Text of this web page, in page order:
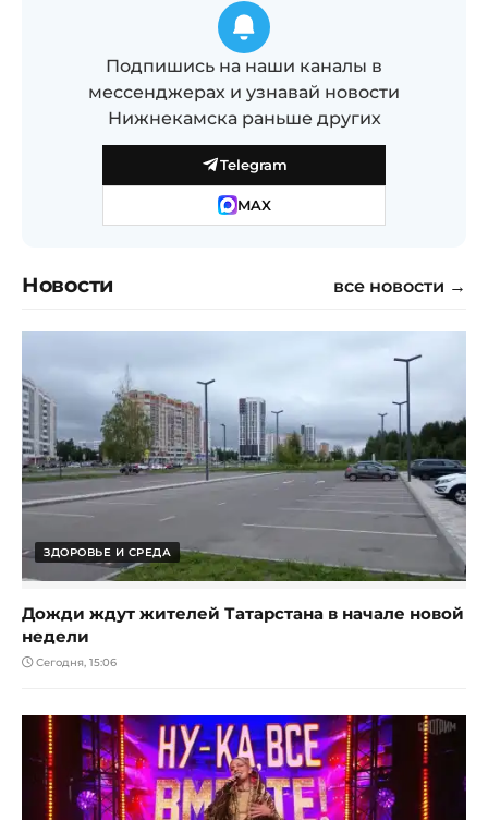
Подпишись на наши каналы в
мессенджерах и узнавай новости
Нижнекамска раньше других
Telegram
MAX
Новости все новости →
ЗДОРОВЬЕ И СРЕДА
Дожди ждут жителей Татарстана в начале новой
недели
Сегодня, 15:06